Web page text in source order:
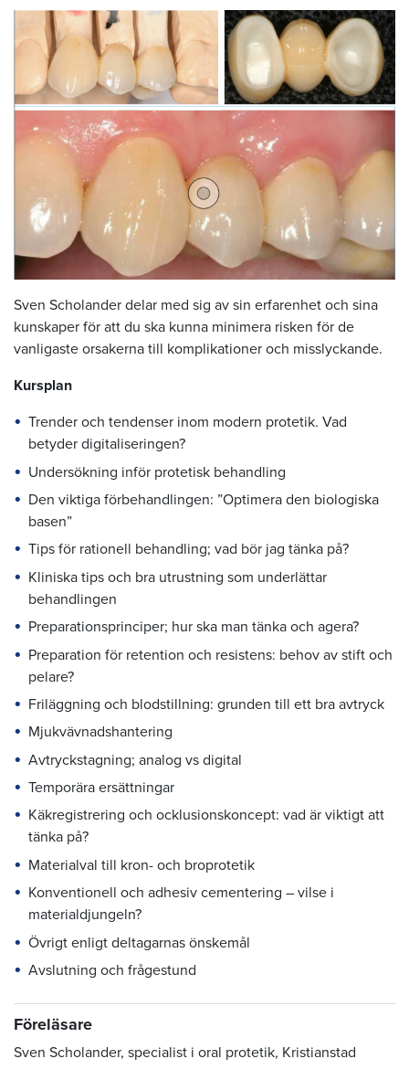
Sven Scholander delar med sig av sin erfarenhet och sina
kunskaper för att du ska kunna minimera risken för de
vanligaste orsakerna till komplikationer och misslyckande.
Kursplan
Trender och tendenser inom modern protetik. Vad
betyder digitaliseringen?
Undersökning inför protetisk behandling
Den viktiga förbehandlingen: ”Optimera den biologiska
basen”
Tips för rationell behandling; vad bör jag tänka på?
Kliniska tips och bra utrustning som underlättar
behandlingen
Preparationsprinciper; hur ska man tänka och agera?
Preparation för retention och resistens: behov av stift och
pelare?
Friläggning och blodstillning: grunden till ett bra avtryck
Mjukvävnadshantering
Avtryckstagning; analog vs digital
Temporära ersättningar
Käkregistrering och ocklusionskoncept: vad är viktigt att
tänka på?
Materialval till kron- och broprotetik
Konventionell och adhesiv cementering – vilse i
materialdjungeln?
Övrigt enligt deltagarnas önskemål
Avslutning och frågestund
Föreläsare
Sven Scholander, specialist i oral protetik, Kristianstad